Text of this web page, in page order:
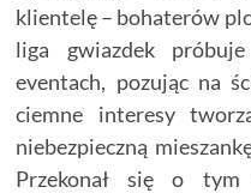
klientelę – bohaterów
liga gwiazdek
eventach, pozując na
ciemne interesy
niebezpieczną
Przekonał się o tym